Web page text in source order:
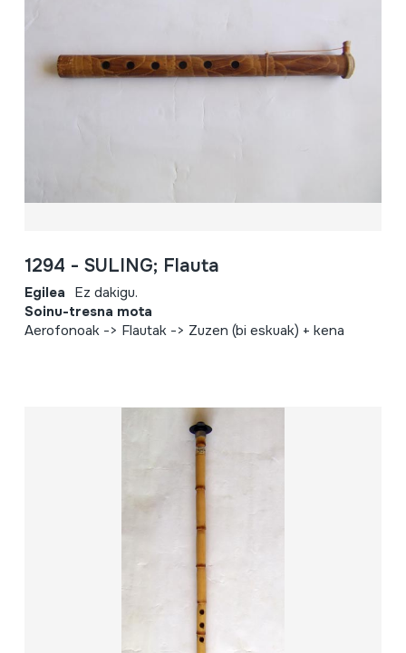
1294 - SULING; Flauta
Egilea Ez dakigu.
Soinu-tresna mota
Aerofonoak -> Flautak -> Zuzen (bi eskuak) + kena